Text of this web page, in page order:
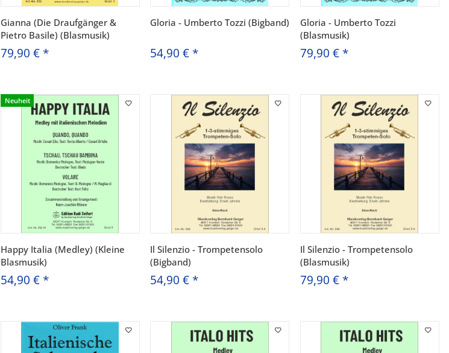
Gianna (Die Draufgänger &
Pietro Basile) (Blasmusik)
79,90 € *
Gloria - Umberto Tozzi (Bigband)
54,90 € *
Gloria - Umberto Tozzi
(Blasmusik)
79,90 € *
Neuheit
Happy Italia (Medley) (Kleine
Blasmusik)
54,90 € *
Il Silenzio - Trompetensolo
(Bigband)
54,90 € *
Il Silenzio - Trompetensolo
(Blasmusik)
79,90 € *